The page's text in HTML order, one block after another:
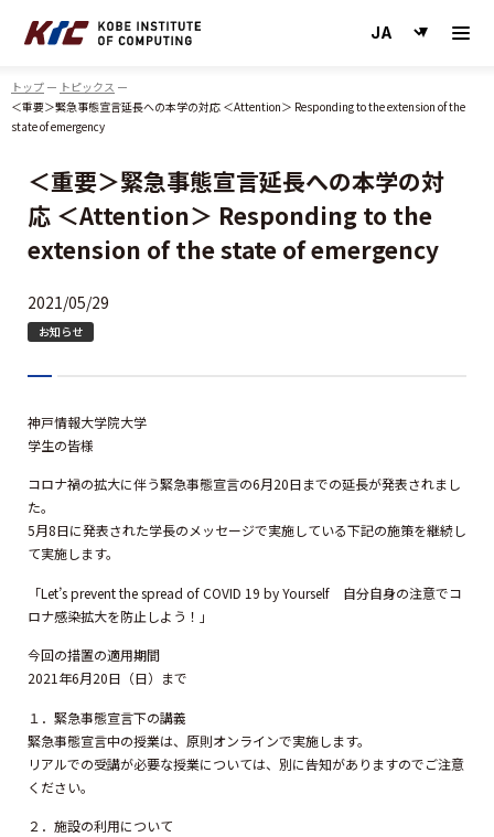
トップ
トピックス
＜重要＞緊急事態宣言延長への本学の対応 ＜Attention＞ Responding to the extension of the
state of emergency
＜重要＞緊急事態宣言延長への本学の対
応 ＜Attention＞ Responding to the
extension of the state of emergency
2021/05/29
お知らせ
神戸情報大学院大学
学生の皆様
コロナ禍の拡大に伴う緊急事態宣言の6月20日までの延長が発表されまし
た。
5月8日に発表された学長のメッセージで実施している下記の施策を継続し
て実施します。
「Let’s prevent the spread of COVID 19 by Yourself 自分自身の注意でコ
ロナ感染拡大を防止しよう！」
今回の措置の適用期間
2021年6月20日（日）まで
１．緊急事態宣言下の講義
緊急事態宣言中の授業は、原則オンラインで実施します。
リアルでの受講が必要な授業については、別に告知がありますのでご注意
ください。
２．施設の利用について